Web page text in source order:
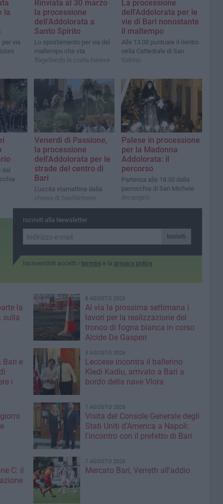
la
via
Rinviata al 30 marzo
la processione
dell'Addolorata a
Santo Spirito
Lo spostamento per via del
maltempo che sta
flagellando la costa barese
La processione
dell'Addolorata per le
vie di Bari nonostante
il maltempo
Alle 13.00 puntuale il rientro
nella Cattedrale di San
Sabino
Venerdì di Passione,
la processione
dell'Addolorata per le
strade del centro di
Bari
L'uscita stamattina dalla
chiesa di Sant'Antonio
Palese in processione
per la Madonna
Addolorata: il
percorso
Partenza alle 18.30 dalla
parrocchia di San Michele
Arcangelo
Iscriviti alla Newsletter
Iscriviti
Iscrivendoti accetti i termini e la privacy policy
la
sulla
8 AGOSTO 2026
Al via la prossima settimana i
lavori per la realizzazione del
tronco di fogna bianca in corso
Alcide De Gasperi
Bari e
i
8 AGOSTO 2026
Leccese incontra il ballerino
Kledi Kadiu, arrivato a Bari a
bordo della nave Vlora
7 AGOSTO 2026
Visita del Console Generale degli
Stati Uniti d’America a Napoli:
l'incontro con il prefetto di Bari
C: il
7 AGOSTO 2026
Mercato Bari, Verreth all'addio